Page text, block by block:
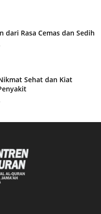
dari Rasa Cemas dan Sedih
Sehat dan Kiat